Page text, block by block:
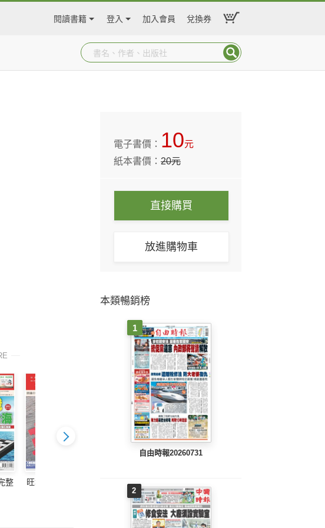
閱讀書籍 登入 加入會員 兌換券
整
旺報(1027 EPUB完整
旺報(1026 EPUB完整
版)
電子書價： 10元
紙本書價：20元
直接購買
放進購物車
本類暢銷榜
1
自由時報20260731
2